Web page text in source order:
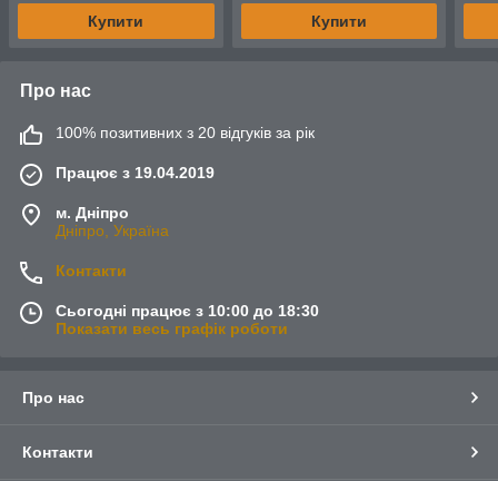
Купити Купити
Про нас
100% позитивних з 20 відгуків за рік
Працює з 19.04.2019
м. Дніпро
Дніпро, Україна
Контакти
Сьогодні працює з 10:00 до 18:30
Показати весь графік роботи
Про нас
Контакти